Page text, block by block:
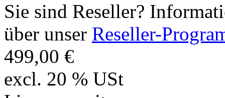
Sie sind Reseller?
über unser Reseller-
499,00 €
excl. 20 % USt